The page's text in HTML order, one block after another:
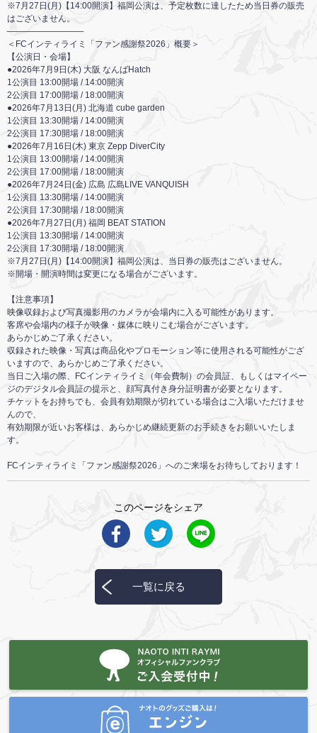
※7月27日(月)【14:00開演】福岡公演は、予定枚数に達したため当日券の販売
はございません。
―――――――――
＜FCインティライミ「ファン感謝祭2026」概要＞
【公演日・会場】
●2026年7月9日(木) 大阪 なんばHatch
1公演目 13:00開場 / 14:00開演
2公演目 17:00開場 / 18:00開演
●2026年7月13日(月) 北海道 cube garden
1公演目 13:30開場 / 14:00開演
2公演目 17:30開場 / 18:00開演
●2026年7月16日(木) 東京 Zepp DiverCity
1公演目 13:00開場 / 14:00開演
2公演目 17:00開場 / 18:00開演
●2026年7月24日(金) 広島 広島LIVE VANQUISH
1公演目 13:30開場 / 14:00開演
2公演目 17:30開場 / 18:00開演
●2026年7月27日(月) 福岡 BEAT STATION
1公演目 13:30開場 / 14:00開演
2公演目 17:30開場 / 18:00開演
※7月27日(月)【14:00開演】福岡公演は、当日券の販売はございません。
※開場・開演時間は変更になる場合がございます。
【注意事項】
映像収録および写真撮影用のカメラが会場内に入る可能性があります。
客席や会場内の様子が映像・媒体に映りこむ場合がございます。
あらかじめご了承ください。
収録された映像・写真は商品化やプロモーション等に使用される可能性がござ
いますので、あらかじめご了承ください。
当日ご入場の際、FCインティライミ（年会費制）の会員証、もしくはマイペー
ジのデジタル会員証の提示と、顔写真付き身分証明書が必要となります。
チケットをお持ちでも、会員有効期限が切れている場合はご入場いただけませ
んので、
有効期限が近いお客様は、あらかじめ継続更新のお手続きをお願いいたしま
す。
FCインティライミ「ファン感謝祭2026」へのご来場をお待ちしております！
このページをシェア
一覧に戻る